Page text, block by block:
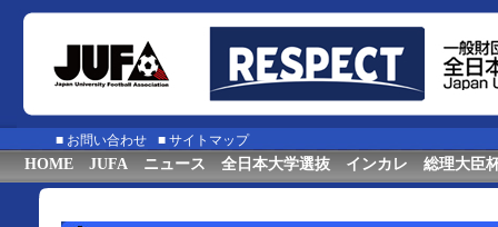
■ お問い合わせ ■ サイトマップ
HOME JUFA ニュース 全日本大学選抜 インカレ 総理大臣